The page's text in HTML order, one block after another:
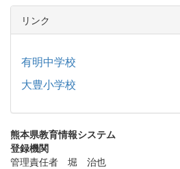
リンク
有明中学校
大豊小学校
熊本県教育情報システム
登録機関
管理責任者 堀 治也